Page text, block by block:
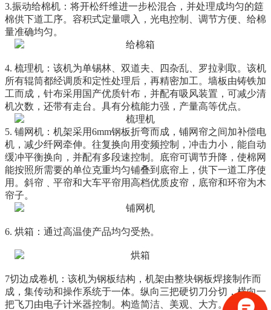
3.振动给棉机： 将开松纤维进一步松混合，并处理成均匀的筵
棉供下道工序。容积式定量喂入，光电控制、调节方便、给棉
量准确均匀。
4. 梳理机： 该机为单锡林、双道夫、四杂乱、罗拉剥取。该机
所有辊筒都经调质和定性处理后，再精密加工。墙板由铸铁加
工而成，针布采用国产优质针布，并配有吸风装置，可减少清
机次数，还带有走台。具有分梳能力强，产量高等优点。
5. 铺网机： 机架采用6mm钢板折弯而成，铺网帘之间加补偿电
机，减少纤网牵伸。往复换向用变频控制，冲击力小，能自动
缓冲平衡换向，并配有多段速控制。底帘可调节升降，使棉网
能按照所需要的单位克重均匀铺叠到底帘上，供下一道工序使
用。斜帘﹑平帘和大车平帘用高档优质皮帘，底帘和环帘为木
帘子。
6. 烘箱：通过高温使产品均匀受热。
7切边成卷机： 该机为钢板结构，机架由整块钢板焊接制作而
成，集传动和操作系统于一体。纵向三把硬切刀分切，横向一
把飞刀由电子计米器控制。构造简洁、美观、大方。